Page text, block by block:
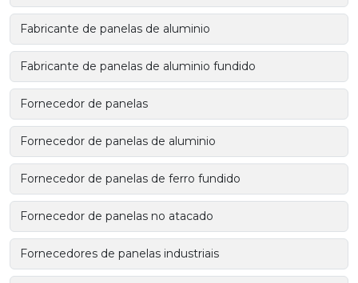
Fabricante de panelas de aluminio
Fabricante de panelas de aluminio fundido
Fornecedor de panelas
Fornecedor de panelas de aluminio
Fornecedor de panelas de ferro fundido
Fornecedor de panelas no atacado
Fornecedores de panelas industriais